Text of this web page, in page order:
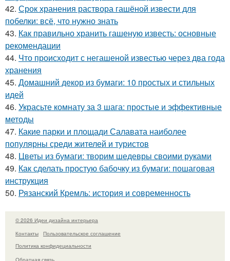
42. Срок хранения раствора гашёной извести для
побелки: всё, что нужно знать
43. Как правильно хранить гашеную известь: основные
рекомендации
44. Что происходит с негашеной известью через два года
хранения
45. Домашний декор из бумаги: 10 простых и стильных
идей
46. Украсьте комнату за 3 шага: простые и эффективные
методы
47. Какие парки и площади Салавата наиболее
популярны среди жителей и туристов
48. Цветы из бумаги: творим шедевры своими руками
49. Как сделать простую бабочку из бумаги: пошаговая
инструкция
50. Рязанский Кремль: история и современность
© 2026 Идеи дизайна интерьера
Контакты
Пользовательское соглашение
Политика конфидециальности
Обратная связь